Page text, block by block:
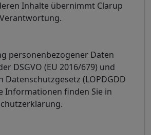
Inhalte übernimmt Clarup
personenbezogener Daten
DSGVO (EU 2016/679) und
Datenschutzgesetz (LOPDGDD
Informationen finden Sie in